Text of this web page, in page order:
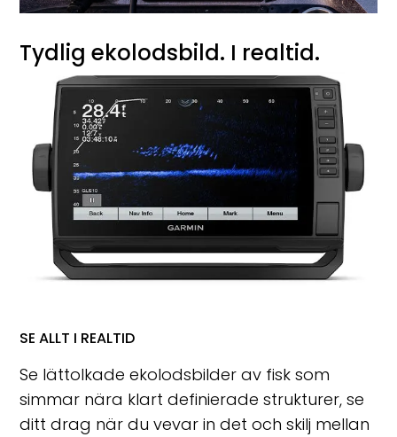
Tydlig ekolodsbild. I realtid.
SE ALLT I REALTID
Se lättolkade ekolodsbilder av fisk som
simmar nära klart definierade strukturer, se
ditt drag när du vevar in det och skilj mellan